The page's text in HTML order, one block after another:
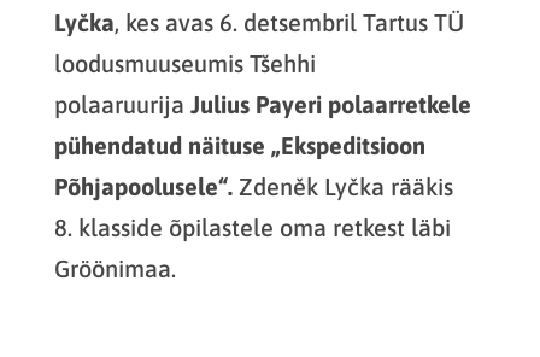
Lyčka, kes avas 6. detsembril Tartus TÜ
loodusmuuseumis Tšehhi
polaaruurija Julius Payeri polaarretkele
pühendatud näituse „Ekspeditsioon
Põhjapoolusele“.Zdeněk Lyčka rääkis
8. klasside õpilastele oma retkest läbi
Gröönimaa.